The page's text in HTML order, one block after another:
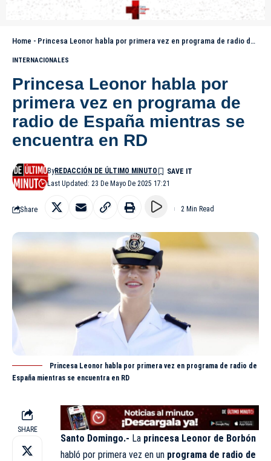
Home - Princesa Leonor habla por primera vez en programa de radio de España mientras se encuentra en RD
INTERNACIONALES
Princesa Leonor habla por
primera vez en programa de
radio de España mientras se
encuentra en RD
Last Updated: 23 De Mayo De 2025 17:21
ByREDACCIÓN DE ÚLTIMO MINUTO
Share 2 Min Read
Princesa Leonor habla por primera vez en programa de radio de
España mientras se encuentra en RD
SHARE
Santo Domingo.- La princesa Leonor de Borbón
habló por primera vez en un programa de radio de